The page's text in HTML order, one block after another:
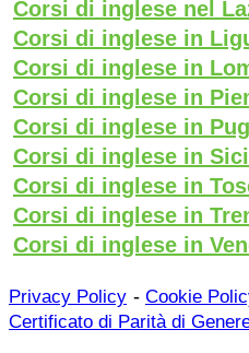
Corsi di inglese nel
Corsi di inglese in
Corsi di inglese in
Corsi di inglese in
Corsi di inglese in
Corsi di inglese in
Corsi di inglese in
Corsi di inglese in
Corsi di inglese in
Privacy Policy - Cookie
Certificato di Parità di